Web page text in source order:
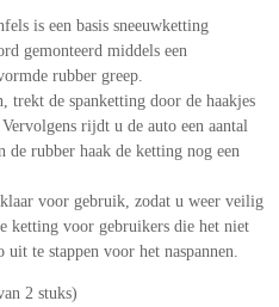
is een basis sneeuwketting
gemonteerd middels een
rubber greep.
trekt de spanketting door de haakjes
rijdt u de auto een aantal
de rubber haak de ketting nog een
voor gebruik, zodat u weer veilig
ketting voor gebruikers die het niet
te stappen voor het naspannen.
2 stuks)